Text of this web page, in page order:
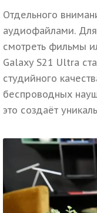
Отдельного
аудиофайлами. Для
смотреть фильмы
Galaxy S21 Ultra
студийного
беспроводных
это создаёт